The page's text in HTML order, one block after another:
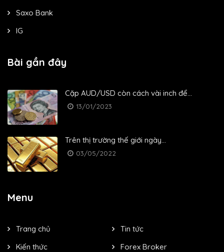
Saxo Bank
IG
Bài gần đây
Cặp AUD/USD còn cách vài inch để...
13/01/2023
Trên thị trường thế giới ngày...
03/05/2022
Menu
Trang chủ
Tin tức
Kiến thức
Forex Broker